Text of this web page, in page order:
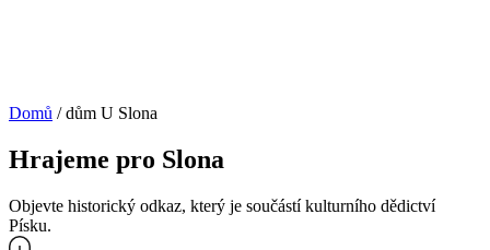
Domů / dům U Slona
Hrajeme pro Slona
Objevte historický odkaz, který je součástí kulturního dědictví
Písku.